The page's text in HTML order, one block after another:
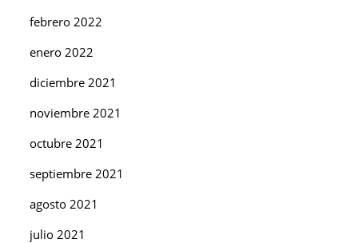
febrero 2022
enero 2022
diciembre 2021
noviembre 2021
octubre 2021
septiembre 2021
agosto 2021
julio 2021